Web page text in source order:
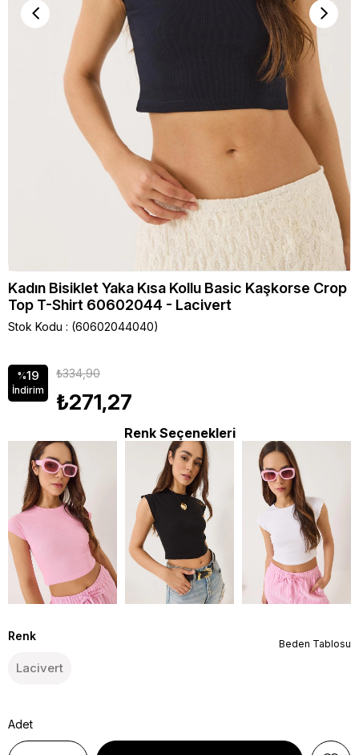
Kadın Bisiklet Yaka Kısa Kollu Basic Kaşkorse Crop
Top T-Shirt 60602044 - Lacivert
Stok Kodu (60602044040)
%19
İndirim
₺334,90
₺271,27
Renk Seçenekleri
Renk
Lacivert
Beden Tablosu
Adet